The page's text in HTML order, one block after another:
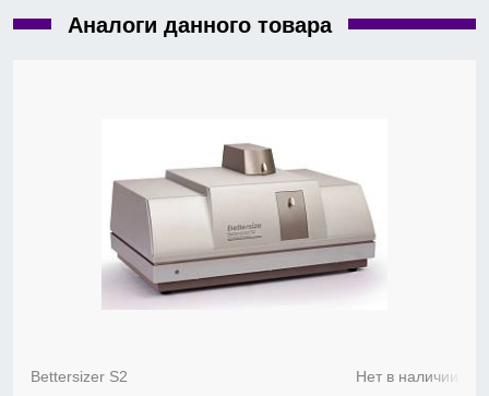
Характеристики анализатора
типы анализируемых образцов — суспензии,
эмульсии, сухие порошки;
диспергирование — мокрое, органические
растворители (опция); ультразвуковой
гомогенизатор 50 Вт, 38 кГц с системой защиты от
сухого хода;
метод анализа — лазерная дифракция,
совмещенная с анализом изображения;
скорость сканирования, кГц — 3;
Аналоги данного товара
Bettersizer S2 Нет в наличии